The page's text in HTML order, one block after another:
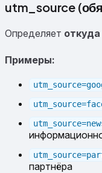
utm_source
Определяет откуда
Примеры:
партнёра